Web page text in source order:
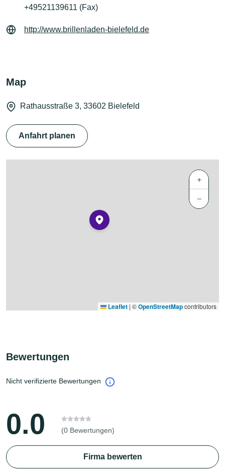
+49521139611 (Fax)
http://www.brillenladen-bielefeld.de
Map
Rathausstraße 3, 33602 Bielefeld
Anfahrt planen
+
−
Leaflet | ©OpenStreetMapcontributors
Bewertungen
Nicht verifizierte Bewertungen
0.0 (0 Bewertungen)
Firma bewerten